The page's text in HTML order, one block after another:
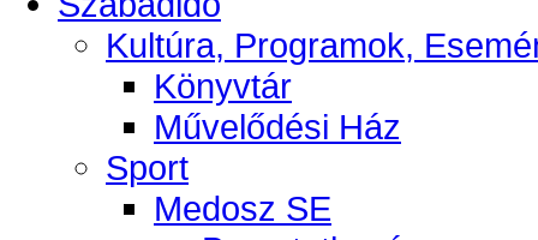
Kultúra, Programok,
Könyvtár
Művelődési Ház
Sport
Medosz SE